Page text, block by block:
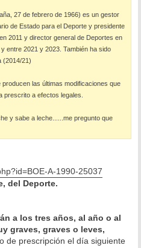
27 de febrero de 1966) es un gestor
de Estado para el Deporte y presidente
2011 y director general de Deportes en
entre 2021 y 2023. También ha sido
(2014/21)
las últimas modificaciones que
prescrito a efectos legales.
y sabe a leche......me pregunto que
A-1990-25037
del Deporte.
a los tres años, al año o al
graves, graves o leves,
de prescripción el día siguiente